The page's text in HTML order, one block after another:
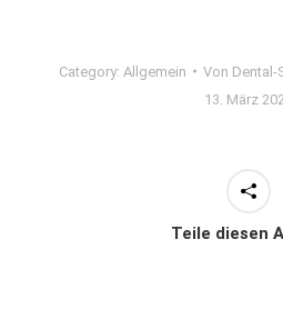
Category: Allgemein Von Dental-
13. März
Teile diesen